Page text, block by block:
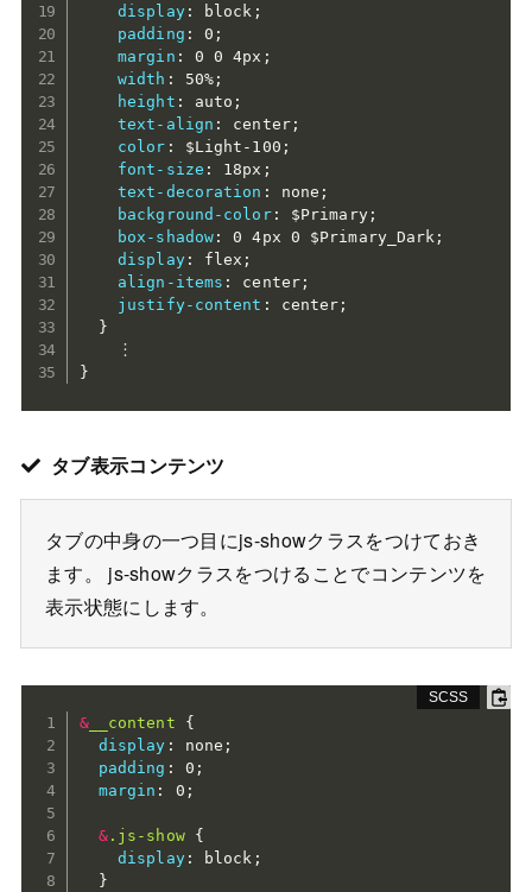
display: block ;
padding : 0 ;
margin : 0 0 4px ;
width : 50% ;
height : auto ;
text-align : center;
color : $Light-100 ;
font-size : 18px ;
text-decoration : none ;
background-color: $Primary;
box-shadow : 0 4px 0 $Primary_Dark ;
display: flex ;
align-items : center ;
justify-content : center ;
}
}
タブ表示コンテンツ
タブの中身の一つ目にjs-showクラスをつけておき
ます。 js-showクラスをつけることでコンテンツを
表示状態にします。
&__content {
display : none ;
padding : 0 ;
margin : 0 ;
&.js-show {
display: block ;
}